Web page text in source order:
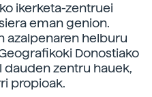
ikerketa-zentruei
eman genion.
azalpenaren helburu
Donostiako
dauden zentru hauek,
propioak.